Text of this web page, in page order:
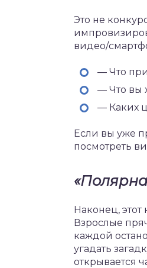
Это не
видео/
— Что
— Что вы
— Каких
Если вы уже
посмотреть
Наконец, этот
Взрослые
каждой
угадать
открывается